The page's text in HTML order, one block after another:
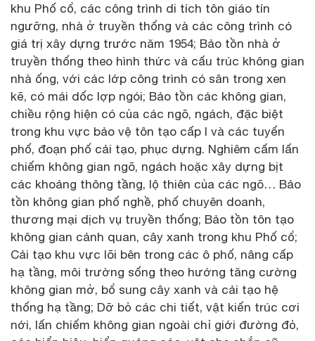
khu Phố cổ, các công trình di tích tôn giáo tín
ngưỡng, nhà ở truyền thống và các công trình có
giá trị xây dựng trước năm 1954; Bảo tồn nhà ở
truyền thống theo hình thức và cấu trúc không gian
nhà ống, với các lớp công trình có sân trong xen
kẽ, có mái dốc lợp ngói; Bảo tồn các không gian,
chiều rộng hiện có của các ngõ, ngách, đặc biệt
trong khu vực bảo vệ tôn tạo cấp I và các tuyến
phố, đoạn phố cải tạo, phục dựng. Nghiêm cấm lấn
chiếm không gian ngõ, ngách hoặc xây dựng bịt
các khoảng thông tầng, lộ thiên của các ngõ… Bảo
tồn không gian phố nghề, phố chuyên doanh,
thương mại dịch vụ truyền thống; Bảo tồn tôn tạo
không gian cảnh quan, cây xanh trong khu Phố cổ;
Cải tạo khu vực lõi bên trong các ô phố, nâng cấp
hạ tầng, môi trường sống theo hướng tăng cường
không gian mở, bổ sung cây xanh và cải tạo hệ
thống hạ tầng; Dỡ bỏ các chi tiết, vật kiến trúc cơi
nới, lấn chiếm không gian ngoài chỉ giới đường đỏ,